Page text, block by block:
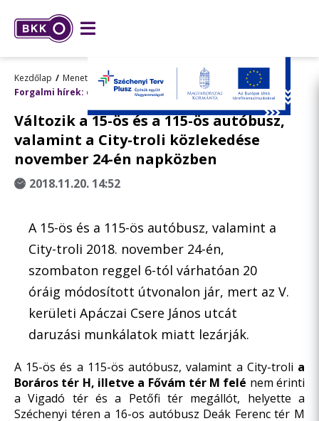
Kezdőlap
Menetrend, utazástervezés
Forgalmi hírek: előre tervezett változások
Változik a 15-ös és a 115-ös autóbusz,
valamint a City-troli közlekedése
november 24-én napközben
2018.11.20. 14:52
A 15-ös és a 115-ös autóbusz, valamint a
City-troli 2018. november 24-én,
szombaton reggel 6-tól várhatóan 20
óráig módosított útvonalon jár, mert az V.
kerületi Apáczai Csere János utcát
daruzási munkálatok miatt lezárják.
A 15-ös és a 115-ös autóbusz, valamint a City-troli a
Boráros tér H, illetve a Fővám tér M felé nem érinti
a Vigadó tér és a Petőfi tér megállót, helyette a
Széchenyi téren a 16-os autóbusz Deák Ferenc tér M